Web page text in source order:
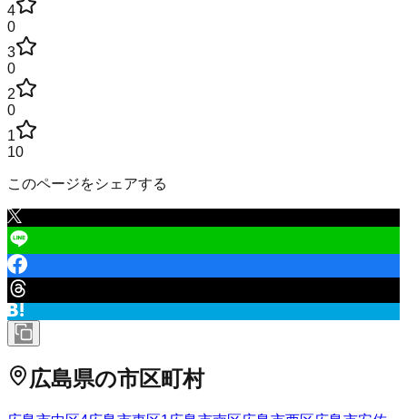
4
0
3
0
2
0
1
10
このページをシェアする
広島県の市区町村